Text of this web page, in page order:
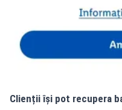
Clienții își pot recupera